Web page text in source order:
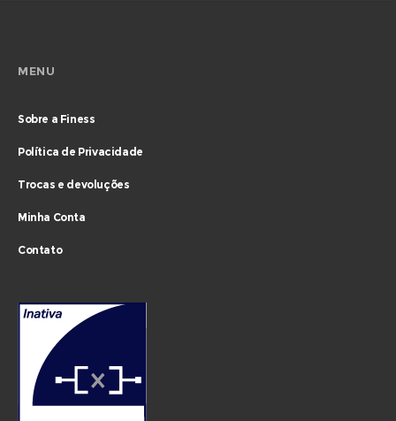
MENU
Sobre a Finess
Política de Privacidade
Trocas e devoluções
Minha Conta
Contato